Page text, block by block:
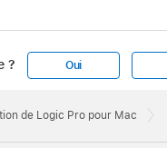
? Oui
de Logic Pro pour Mac